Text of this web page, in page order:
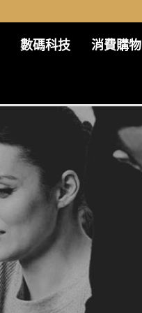
數碼科技 消費購物